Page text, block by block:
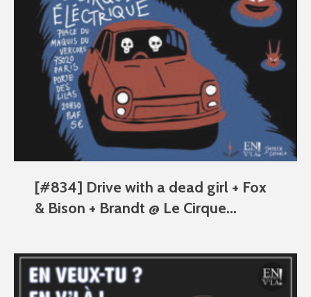
[#834] Drive with a dead girl + Fox
& Bison + Brandt @ Le Cirque...